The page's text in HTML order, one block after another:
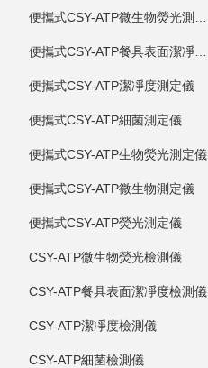
便攜式CSY-ATP潔凈度測定儀
便攜式CSY-ATP細菌測定儀
便攜式CSY-ATP生物熒光測定儀
便攜式CSY-ATP微生物測定儀
便攜式CSY-ATP熒光測定儀
CSY-ATP微生物熒光檢測儀
CSY-ATP餐具表面潔凈度檢測儀
CSY-ATP潔凈度檢測儀
CSY-ATP細菌檢測儀